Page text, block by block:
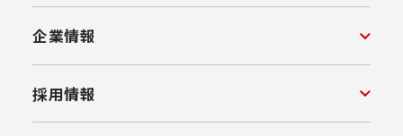
企業情報
採用情報